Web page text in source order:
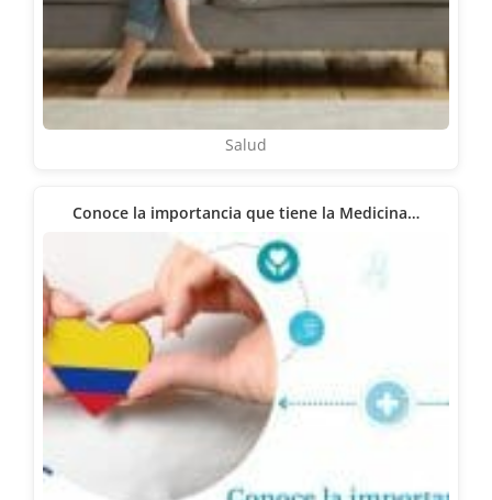
Salud
Conoce la importancia que tiene la Medicina…